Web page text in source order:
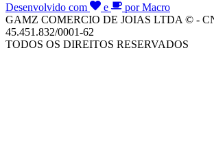
Desenvolvido com e
por Macro
GAMZ COMERCIO DE JOIAS LTDA © -
45.451.832/0001-62
TODOS OS DIREITOS RESERVADOS